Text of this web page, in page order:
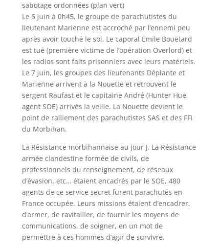
sabotage ordonnées (plan vert)
Le 6 juin à 0h45, le groupe de parachutistes du
lieutenant Marienne est accroché par l’ennemi peu
après avoir touché le sol. Le caporal Emile Bouëtard
est tué (première victime de l’opération Overlord) et
les radios sont faits prisonniers avec leurs matériels.
Le 7 juin, les groupes des lieutenants Déplante et
Marienne arrivent à la Nouette et retrouvent le
sergent Raufast et le capitaine André (Hunter Hue,
agent SOE) arrivés la veille. La Nouette devient le
point de ralliement des parachutistes SAS et des FFI
du Morbihan.
La Résistance morbihannaise au jour J. La Résistance
armée clandestine formée de civils, de
professionnels du renseignement, de réseaux
d’évasion, etc… étaient encadrés par le SOE, 480
agents de ce service secret furent parachutés en
France occupée. Leurs missions étaient d’encadrer,
d’armer, de ravitailler, de fournir les moyens de
communications, de soigner, en un mot de
permettre à ces hommes d’agir de survivre.